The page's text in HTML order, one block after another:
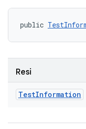
public
Resi
TestInformation